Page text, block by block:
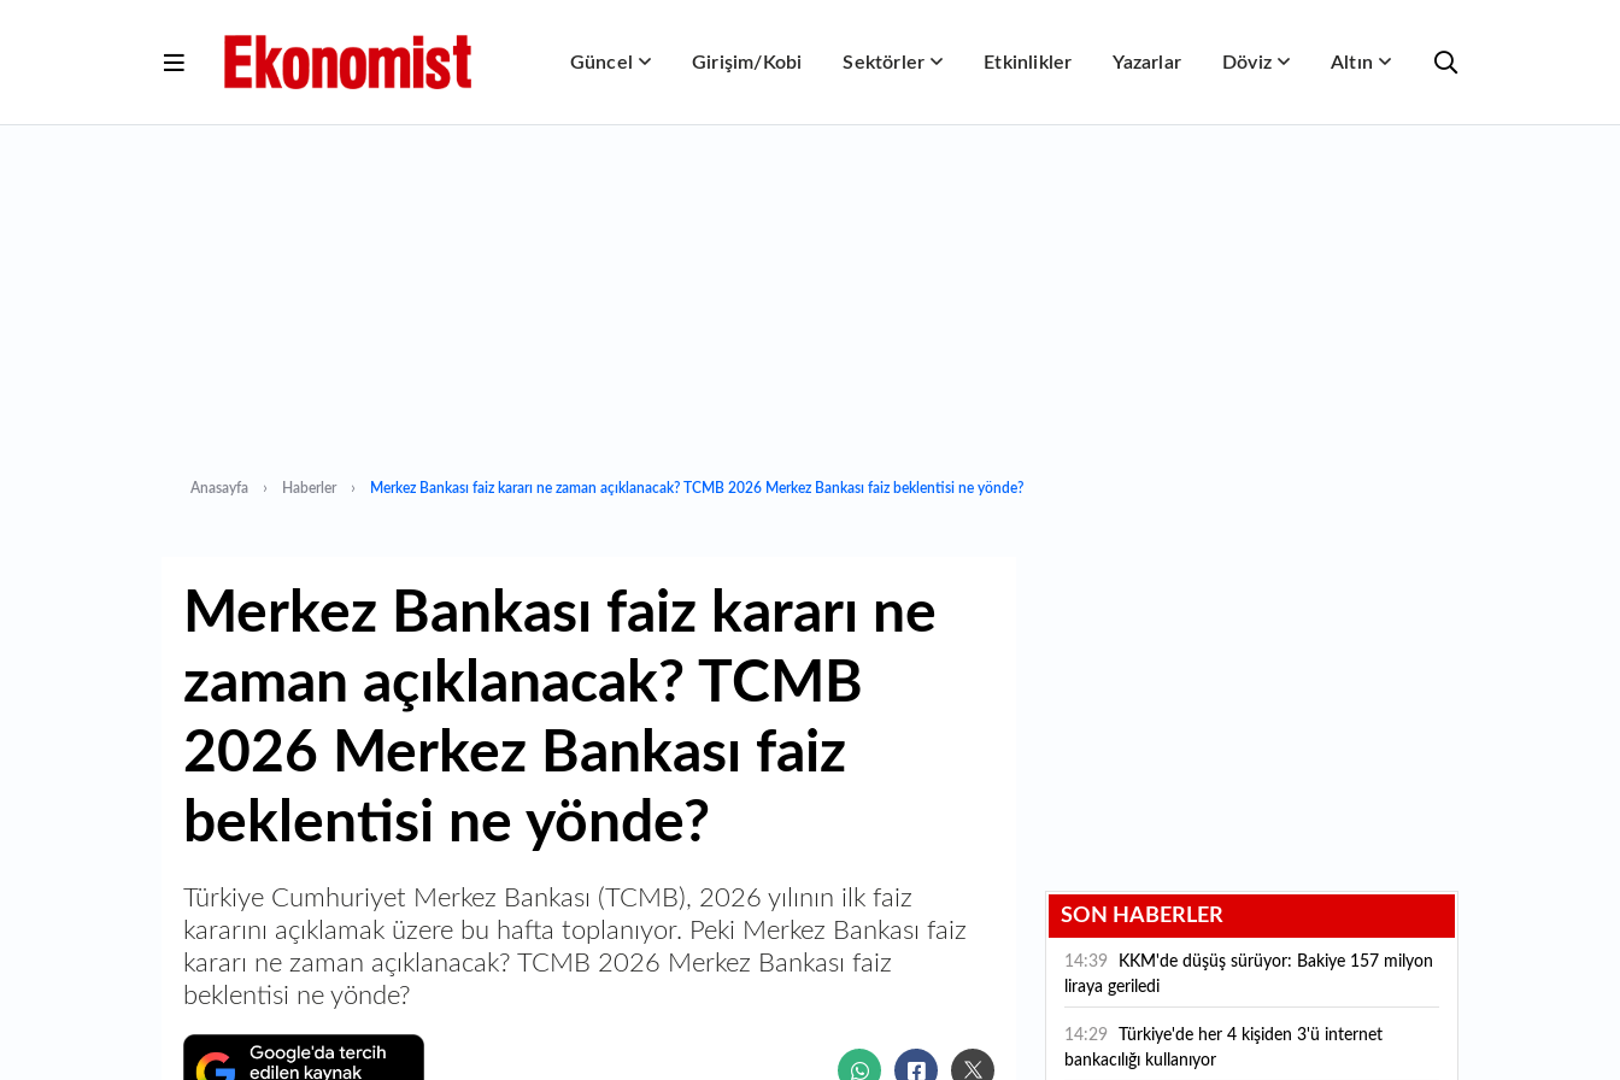
Güncel Girişim/Kobi Sektörler Etkinlikler Yazarlar Döviz Altın
Anasayfa Haberler Merkez Bankası faiz kararı ne zaman açıklanacak? TCMB 2026 Merkez Bankası faiz beklentisi ne yönde?
Merkez Bankası faiz kararı ne
zaman açıklanacak? TCMB
2026 Merkez Bankası faiz
beklentisi ne yönde?
Türkiye Cumhuriyet Merkez Bankası (TCMB), 2026 yılının ilk faiz
kararını açıklamak üzere bu hafta toplanıyor. Peki Merkez Bankası faiz
kararı ne zaman açıklanacak? TCMB 2026 Merkez Bankası faiz
beklentisi ne yönde?
SON HABERLER
14:39
liraya geriledi
14:29
bankacılığı kullanıyor